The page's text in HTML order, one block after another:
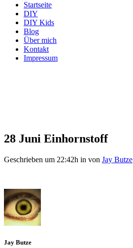
Startseite
DIY
DIY Kids
Blog
Über mich
Kontakt
Impressum
28 Juni Einhornstoff
Geschrieben um 22:42h in von Jay Butze
Jay Butze